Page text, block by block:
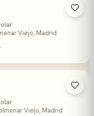
Viejo, Madrid
Viejo, Madrid